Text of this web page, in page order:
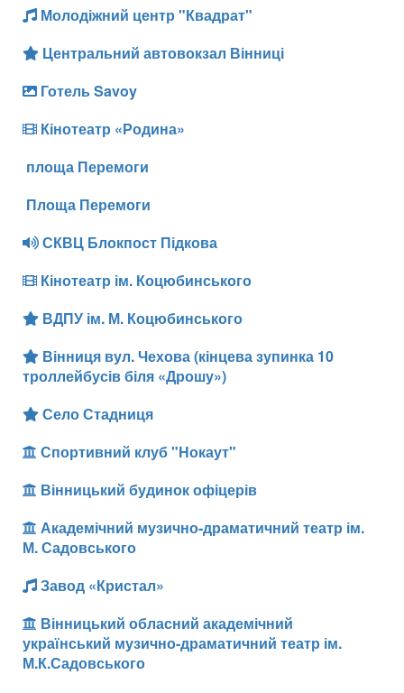
Молодіжний центр "Квадрат"
Центральний автовокзал Вінниці
Готель Savoy
Кінотеатр «Родина»
площа Перемоги
Площа Перемоги
СКВЦ Блокпост Підкова
Кінотеатр ім. Коцюбинського
ВДПУ ім. М. Коцюбинського
Вінниця вул. Чехова (кінцева зупинка 10
троллейбусів біля «Дрошу»)
Село Стадниця
Спортивний клуб "Нокаут"
Вінницький будинок офіцерів
Академічний музично-драматичний театр ім.
М. Садовського
Завод «Кристал»
Вінницький обласний академічний
український музично-драматичний театр ім.
М.К.Садовського